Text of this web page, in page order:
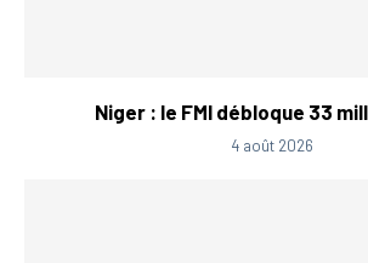
Niger : le FMI débloque 33
4 août 2026